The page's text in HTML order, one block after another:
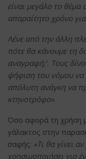
είναι μεγάλο το θέμα
απαραίτητο χρόνο
Λένε από την άλλη
πότε θα κάνουμε τη
αναγραφή;’. Τους
ψήφιση του νόμου να
απόλυτη ανάγκη να
κτηνοτρόφο».
Όσο αφορά τη χρήση
γάλακτος στην
σαφής: «Τι θα γίνει
χρησιμοποιήσει για